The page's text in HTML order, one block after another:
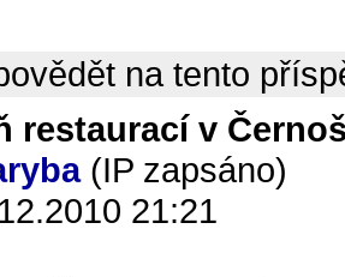
na tento
restaurací v
(IP zapsáno)
21:21